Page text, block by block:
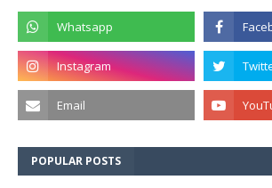
POPULAR POSTS